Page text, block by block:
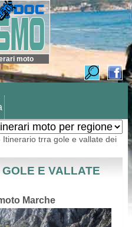
moto
trra gole e vallate dei
E VALLATE
Marche